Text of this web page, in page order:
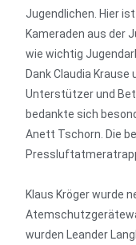
Jugendlichen. Hier
Kameraden aus der
wie wichtig
Dank Claudia
Unterstützer und
bedankte sich
Anett Tschorn. Die
Klaus Kröger wurde
wurden Leander